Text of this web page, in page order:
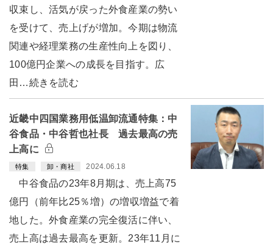
収束し、活気が戻った外食産業の勢い
を受けて、売上げが増加。今期は物流
関連や経理業務の生産性向上を図り、
100億円企業への成長を目指す。広
田…続きを読む
近畿中四国業務用低温卸流通特集：中
谷食品・中谷哲也社長 過去最高の売
上高に
特集 卸・商社 2024.06.18
中谷食品の23年8月期は、売上高75
億円（前年比25％増）の増収増益で着
地した。外食産業の完全復活に伴い、
売上高は過去最高を更新。23年11月に